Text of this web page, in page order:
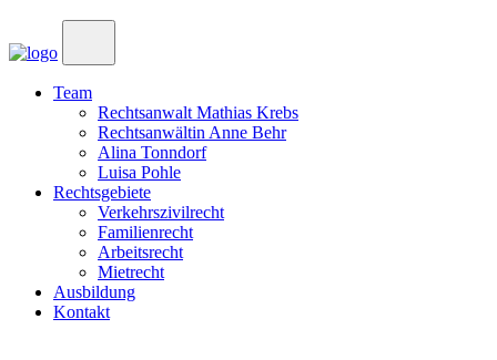
Team
Rechtsanwalt Mathias Krebs
Rechtsanwältin Anne Behr
Alina Tonndorf
Luisa Pohle
Rechtsgebiete
Verkehrszivilrecht
Familienrecht
Arbeitsrecht
Mietrecht
Ausbildung
Kontakt